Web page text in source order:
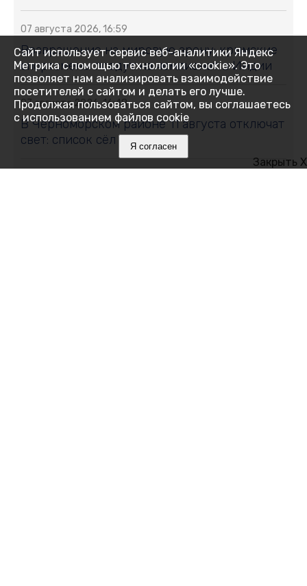
07 августа 2026, 16:59
Возвращение на мировую арену: крымские
спортсмены поедут на чемпионат в Индии
07 августа 2026, 16:48
В Черноморском районе 11 августа отключат
свет: список сёл и улиц
Закрыть X
Сайт использует сервис веб-аналитики Яндекс
Метрика с помощью технологии «cookie». Это
позволяет нам анализировать взаимодействие
посетителей с сайтом и делать его лучше.
Продолжая пользоваться сайтом, вы соглашаетесь
с использованием файлов cookie
Я согласен